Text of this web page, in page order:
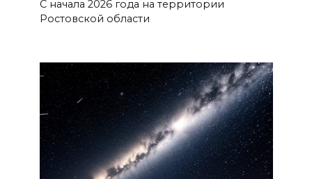
С начала 2026 года на территории
Ростовской области